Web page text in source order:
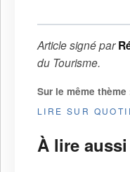
Article signé par
du Tourisme.
Sur le même thème
LIRE SUR
À lire aussi